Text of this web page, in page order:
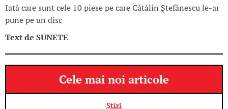
Iată care sunt cele 10 piese pe care Cătălin Ștefănescu le-ar
pune pe un disc
Text de SUNETE
Cele mai noi articole
Știri